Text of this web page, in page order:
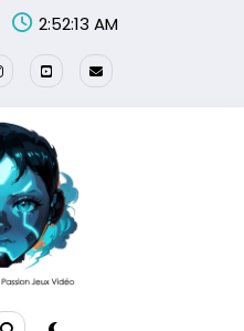
2:52:13 AM